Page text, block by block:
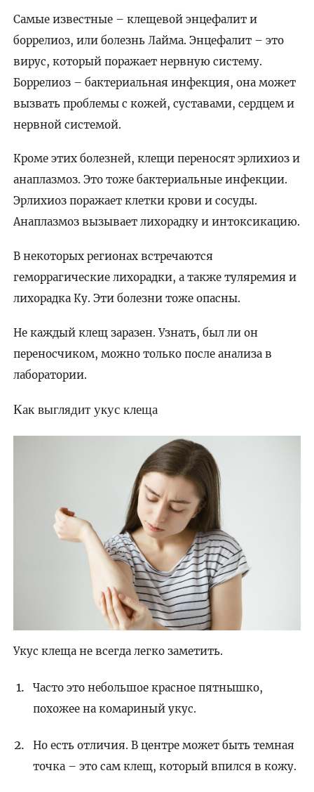
Самые известные – клещевой энцефалит и
боррелиоз, или болезнь Лайма. Энцефалит – это
вирус, который поражает нервную систему.
Боррелиоз – бактериальная инфекция, она может
вызвать проблемы с кожей, суставами, сердцем и
нервной системой.
Кроме этих болезней, клещи переносят эрлихиоз и
анаплазмоз. Это тоже бактериальные инфекции.
Эрлихиоз поражает клетки крови и сосуды.
Анаплазмоз вызывает лихорадку и интоксикацию.
В некоторых регионах встречаются
геморрагические лихорадки, а также туляремия и
лихорадка Ку. Эти болезни тоже опасны.
Не каждый клещ заразен. Узнать, был ли он
переносчиком, можно только после анализа в
лаборатории.
Как выглядит укус клеща
Укус клеща не всегда легко заметить.
Часто это небольшое красное пятнышко,
похожее на комариный укус.
Но есть отличия. В центре может быть темная
точка – это сам клещ, который впился в кожу.